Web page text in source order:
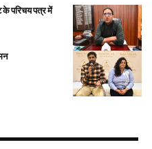
के परिचय पत्र में